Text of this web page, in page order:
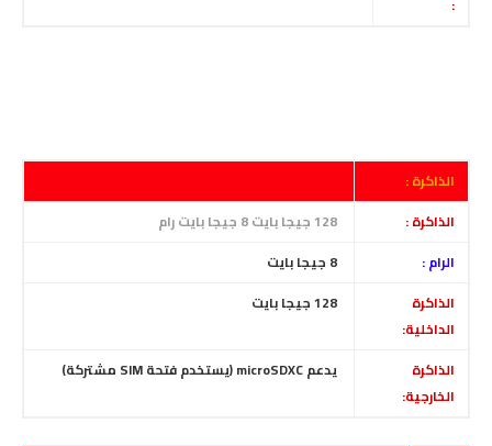
الذاكرة :
الذاكرة :
الرام :
جيجا بايت
الذاكرة
الداخلية:
الذاكرة
الخارجية:
يدعم microSDXC (يستخدم فتحة SIM مشتركة)